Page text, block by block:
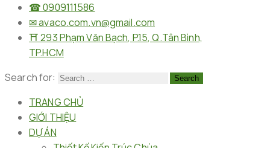
☎︎ 0909111586
✉︎ avaco.com.vn@gmail.com
⛩︎ 293 Phạm Văn Bạch, P.15, Q.Tân Bình,
TP.HCM
Search for:
TRANG CHỦ
GIỚI THIỆU
DỰ ÁN